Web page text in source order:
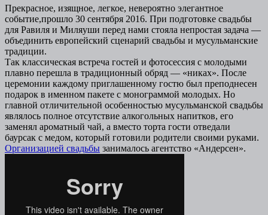
Прекрасное, изящное, легкое, невероятно элегантное
событие,прошло 30 сентября 2016. При подготовке свадьбы
для Равиля и Миляуши перед нами стояла непростая задача —
объединить европейский сценарий свадьбы и мусульманские
традиции.
Так классическая встреча гостей и фотосессия с молодыми
плавно перешла в традиционный обряд — «никах». После
церемонии каждому приглашенному гостю был преподнесен
подарок в именном пакете с монограммой молодых. Но
главной отличительной особенностью мусульманской свадьбы
являлось полное отсутствие алкогольных напитков, его
заменял ароматный чай, а вместо торта гости отведали
баурсак с медом, который готовили родители своими руками.
Организацией свадьбы занималось агентство «Андерсен».